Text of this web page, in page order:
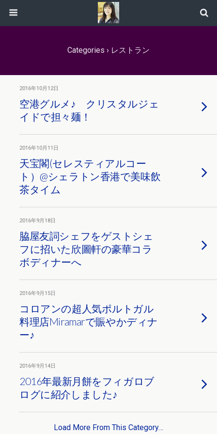
Categories › レストラン
2016年10月12日
空港グルメ♪ クリスタルジェ
イドで担々麺！
2016年10月11日
天宝閣(セレスティアルコー
ト）@シェラトン香港で美味飲
茶タイム
2016年9月18日
脇屋友詞シェフをゲストシェ
フに招いた欣圖軒の豪華コラ
ボディナーへ
2016年9月15日
コロアンの超人気ポルトガル
料理店Miramarで賑やかディナ
ー♪
2016年9月14日
2016年最新月餅をフィガロブ
ログに紹介しました♪
Load More From This Category…